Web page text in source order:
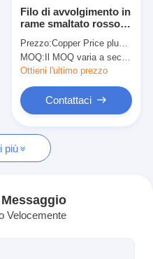
smaltato
Filo di avvolgimento in
rame smaltato rosso
High PDIV e Low-DK
con design
personalizzabile
Prezzo:Copper Price plus Processing Fee plus Freight
MOQ: Il MOQ varia a seconda della dimensione della specifica
Ottieni l'ultimo prezzo
Contattaci
più
Velocemente